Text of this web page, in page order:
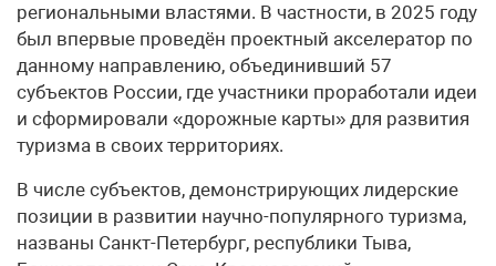
региональными властями. В частности, в 2025 году
был впервые проведён проектный акселератор по
данному направлению, объединивший 57
субъектов России, где участники проработали идеи
и сформировали «дорожные карты» для развития
туризма в своих территориях.
В числе субъектов, демонстрирующих лидерские
позиции в развитии научно-популярного туризма,
названы Санкт-Петербург, республики Тыва,